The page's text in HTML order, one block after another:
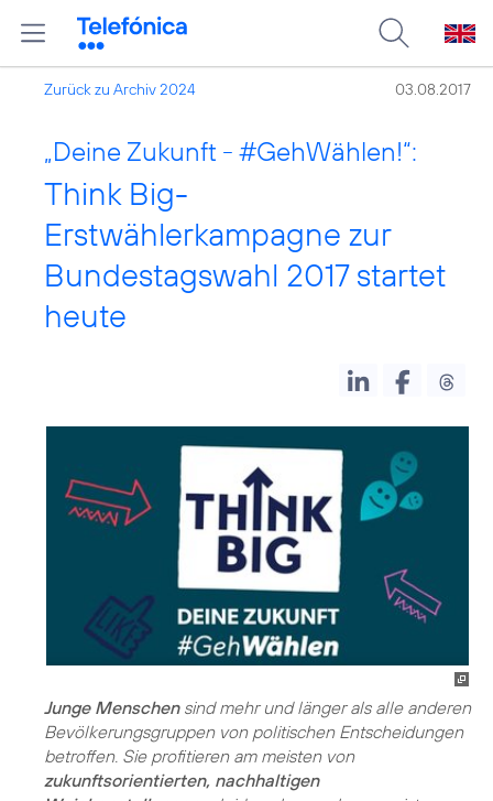
Zurück zu Archiv 2024 03.08.2017
„Deine Zukunft - #GehWählen!“:
Think Big-
Erstwählerkampagne zur
Bundestagswahl 2017 startet
heute
Junge Menschensind mehr und länger als alle anderen
Bevölkerungsgruppen von politischen Entscheidungen
betroffen. Sie profitieren am meisten von
zukunftsorientierten, nachhaltigen